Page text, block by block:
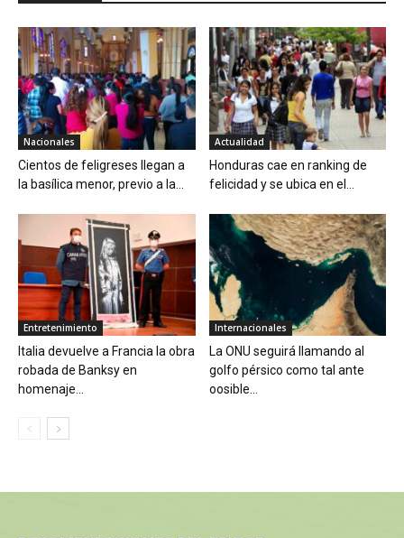
Nacionales
Cientos de feligreses llegan a
la basílica menor, previo a la...
Actualidad
Honduras cae en ranking de
felicidad y se ubica en el...
Entretenimiento
Italia devuelve a Francia la obra
robada de Banksy en
homenaje...
Internacionales
La ONU seguirá llamando al
golfo pérsico como tal ante
oosible...